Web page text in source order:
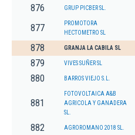
876 GRUP PICBER SL.
877
PROMOTORA
HECTOMETRO SL
878 GRANJA LA CABILA SL
879 VIVES SUÑER SL
880 BARROS VIEJO S.L.
881
FOTOVOLTAICA A&B
AGRICOLA Y GANADERA
SL.
882 AGROROMANO 2018 SL.